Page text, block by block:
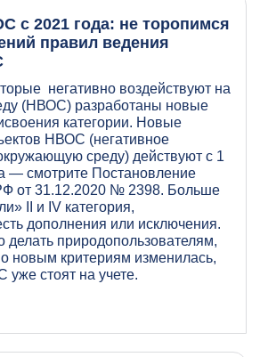
с 2021 года: не торопимся
правил ведения
негативно воздействуют на
(НВОС) разработаны новые
категории. Новые
НВОС (негативное
среду) действуют с 1
— смотрите Постановление
от 31.12.2020 № 2398. Больше
II и IV категория,
дополнения или исключения.
делать природопользователям,
новым критериям изменилась,
стоят на учете.